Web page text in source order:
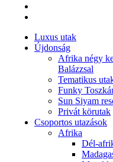
Luxus utak
Újdonság
Afrika négy
Balázzsal
Tematikus
Funky
Sun Siyam
Privát körutak
Csoportos utazások
Afrika
Dél-